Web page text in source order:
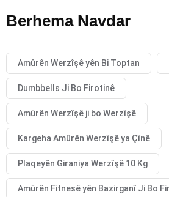
Berhema Navdar
Amûrên Werzîşê yên Bi Toptan
Dumbbells Ji Bo Firotinê
Amûrên Werzîşê ji bo Werzîşê
Kargeha Amûrên Werzîşê ya Çînê
Plaqeyên Giraniya Werzîşê 10 Kg
Amûrên Fitnesê yên Bazirganî Ji Bo